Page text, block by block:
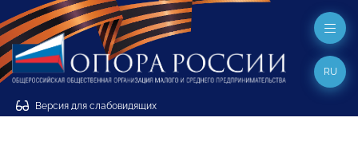
Версия для слабовидящих
RU